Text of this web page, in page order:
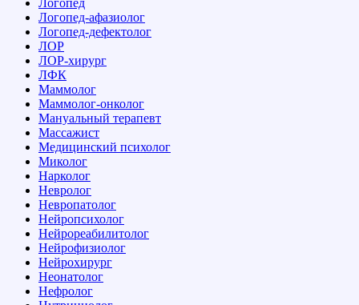
Логопед
Логопед-афазиолог
Логопед-дефектолог
ЛОР
ЛОР-хирург
ЛФК
Маммолог
Маммолог-онколог
Мануальный терапевт
Массажист
Медицинский психолог
Миколог
Нарколог
Невролог
Невропатолог
Нейропсихолог
Нейрореабилитолог
Нейрофизиолог
Нейрохирург
Неонатолог
Нефролог